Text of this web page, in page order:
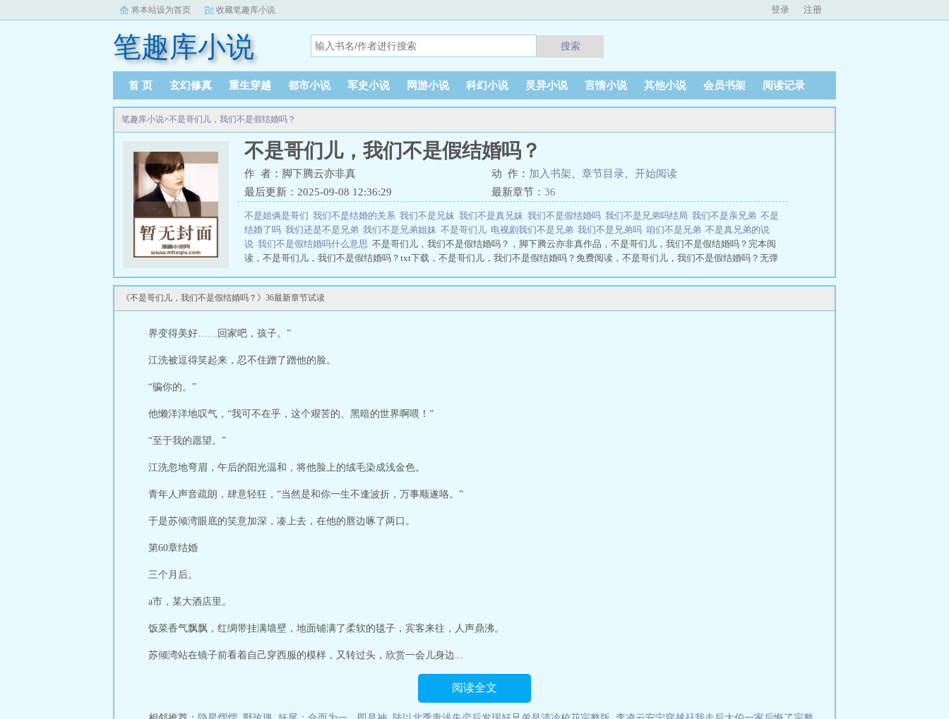
将本站设为首页 收藏笔趣库小说 登录 注册
笔趣库小说 搜索
首 页 玄幻修真 重生穿越 都市小说 军史小说 网游小说 科幻小说 灵异小说 言情小说 其他小说 会员书架 阅读记录
笔趣库小说>不是哥们儿，我们不是假结婚吗？
不是哥们儿，我们不是假结婚吗？
作 者：脚下腾云亦非真 动 作： 加入书架 章节目录
开始阅读
最后更新：2025-09-08 12:36:29
最新章节： 36
不是姐俩是哥们 我们不是结婚的关系 我们不是兄妹 我们不是真兄妹 我们不是假结婚吗 我们不是兄弟吗结局 我们不是亲兄弟 不是
结婚了吗 我们还是不是兄弟 我们不是兄弟姐妹 不是哥们儿 电视剧我们不是兄弟 我们不是兄弟吗 咱们不是兄弟 不是真兄弟的说
说 我们不是假结婚吗什么意思 不是哥们儿，我们不是假结婚吗？，脚下腾云亦非真作品，不是哥们儿，我们不是假结婚吗？完本阅
读，不是哥们儿，我们不是假结婚吗？txt下载，不是哥们儿，我们不是假结婚吗？免费阅读，不是哥们儿，我们不是假结婚吗？无弹
《不是哥们儿，我们不是假结婚吗？》36最新章节试读
界变得美好……回家吧，孩子。”
江洗被逗得笑起来，忍不住蹭了蹭他的脸。
“骗你的。”
他懒洋洋地叹气，“我可不在乎，这个艰苦的、黑暗的世界啊喂！”
“至于我的愿望。”
江洗忽地弯眉，午后的阳光温和，将他脸上的绒毛染成浅金色。
青年人声音疏朗，肆意轻狂，“当然是和你一生不逢波折，万事顺遂咯。”
于是苏倾湾眼底的笑意加深，凑上去，在他的唇边啄了两口。
第60章结婚
三个月后。
a市，某大酒店里。
饭菜香气飘飘，红绸带挂满墙壁，地面铺满了柔软的毯子，宾客来往，人声鼎沸。
苏倾湾站在镜子前看着自己穿西服的模样，又转过头，欣赏一会儿身边...
阅读全文